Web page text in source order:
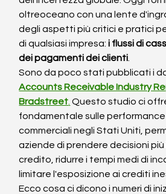
oltreoceano con una lente
degli aspetti più critici e pratici
di qualsiasi impresa: i flussi di
dei pagamenti dei clienti
Sono da poco stati pubblicati i
Accounts Receivable Industry
Bradstreet Questo studio ci
fondamentale sulle
commerciali negli Stati Uniti,
aziende di prendere decisioni più
credito, ridurre i tempi medi di
limitare l'esposizione ai crediti
Ecco cosa ci dicono i numeri di